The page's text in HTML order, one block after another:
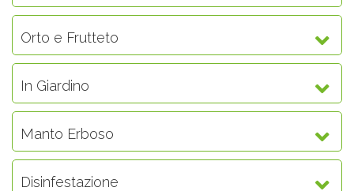
Orto e Frutteto
In Giardino
Manto Erboso
Disinfestazione